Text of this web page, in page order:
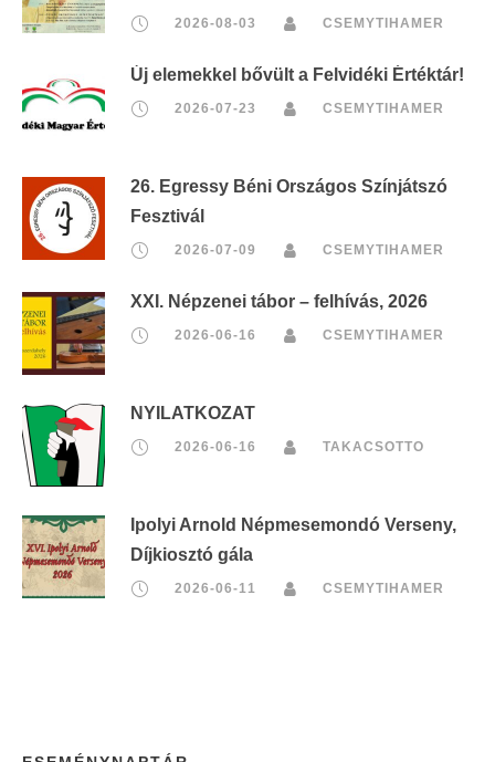
2026-08-03 CSEMYTIHAMER
Új elemekkel bővült a Felvidéki Értéktár!
2026-07-23 CSEMYTIHAMER
26. Egressy Béni Országos Színjátszó
Fesztivál
2026-07-09 CSEMYTIHAMER
XXI. Népzenei tábor – felhívás, 2026
2026-06-16 CSEMYTIHAMER
NYILATKOZAT
2026-06-16 TAKACSOTTO
Ipolyi Arnold Népmesemondó Verseny,
Díjkiosztó gála
2026-06-11 CSEMYTIHAMER